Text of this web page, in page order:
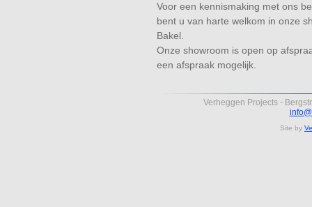
Voor een kennismaking met ons
bent u van harte welkom in onze
Bakel.
Onze showroom is open op
een afspraak mogelijk.
Verheggen Projects -
Site by